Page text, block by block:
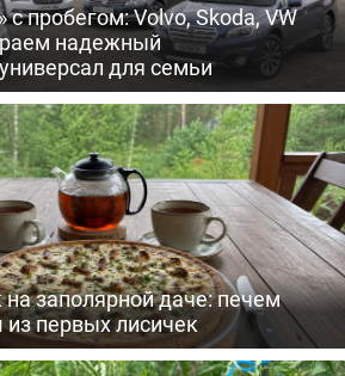
пробегом: Volvo, Skoda, VW
надежный
для семьи
заполярной даче: печем
первых лисичек